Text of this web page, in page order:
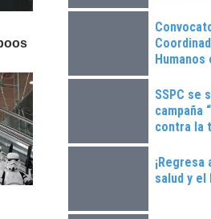
Humanos
SSPC se
campaña
contra la
¡Regresa
salud y el